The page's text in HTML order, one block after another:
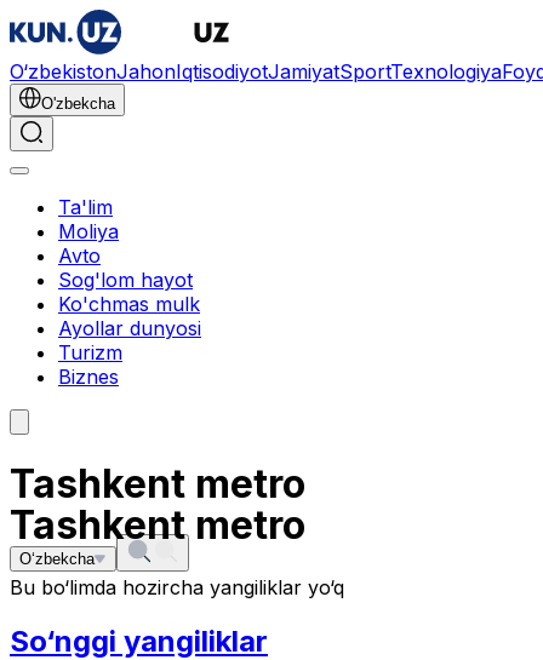
O‘zbekistonJahonIqtisodiyotJamiyatSportTexnologiya
O'zbekcha
Ta'lim
Moliya
Avto
Sog'lom hayot
Ko'chmas mulk
Ayollar dunyosi
Turizm
Biznes
Tashkent metro
O‘zbekcha
Tashkent metro
Bu bo‘limda hozircha yangiliklar yo‘q
So‘nggi yangiliklar